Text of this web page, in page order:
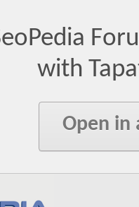
with
Open in